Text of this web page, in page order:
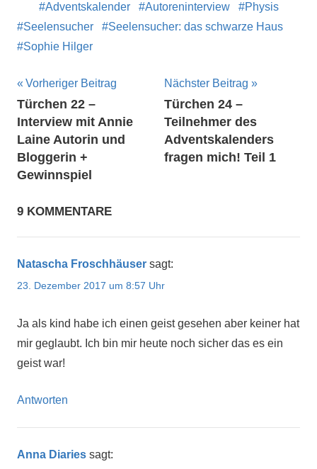
Adventskalender
Autoreninterview
Physis
Seelensucher
Seelensucher: das schwarze Haus
Sophie Hilger
Beitragsnavigation
Vorheriger Beitrag
Türchen 22 –
Interview mit Annie
Laine Autorin und
Bloggerin +
Gewinnspiel
Nächster Beitrag
Türchen 24 –
Teilnehmer des
Adventskalenders
fragen mich! Teil 1
9 KOMMENTARE
Natascha Froschhäuser sagt:
23. Dezember 2017 um 8:57 Uhr
Ja als kind habe ich einen geist gesehen aber keiner hat
mir geglaubt. Ich bin mir heute noch sicher das es ein
geist war!
Antworten
Anna Diaries sagt: